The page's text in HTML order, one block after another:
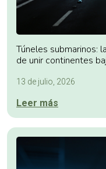
Túneles submarinos:
de unir continentes
13 de julio, 2026
Leer más